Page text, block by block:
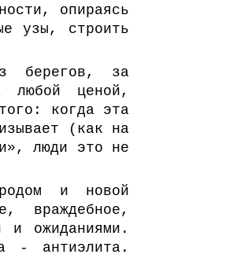
опираясь
узы, строить
берегов, за
любой ценой,
когда эта
(как на
люди это не
и новой
враждебное,
и ожиданиями.
- антиэлита.